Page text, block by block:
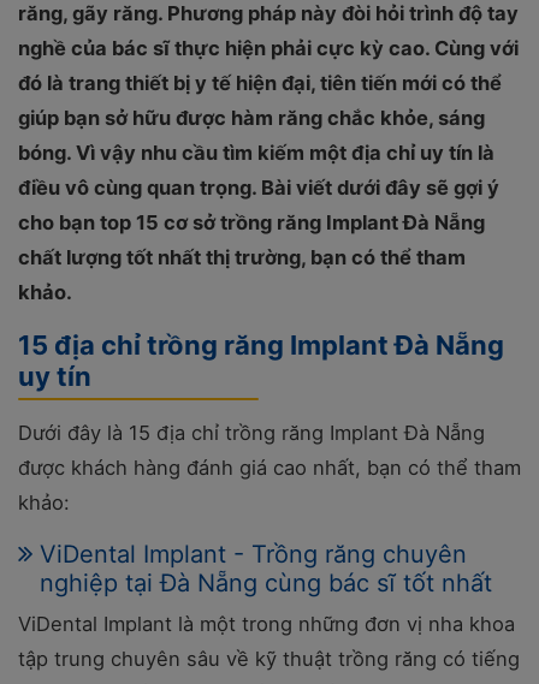
răng, gãy răng. Phương pháp này đòi hỏi trình độ tay
nghề của bác sĩ thực hiện phải cực kỳ cao. Cùng với
đó là trang thiết bị y tế hiện đại, tiên tiến mới có thể
giúp bạn sở hữu được hàm răng chắc khỏe, sáng
bóng. Vì vậy nhu cầu tìm kiếm một địa chỉ uy tín là
điều vô cùng quan trọng. Bài viết dưới đây sẽ gợi ý
cho bạn top 15 cơ sở trồng răng Implant Đà Nẵng
chất lượng tốt nhất thị trường, bạn có thể tham
khảo.
15 địa chỉ trồng răng Implant Đà Nẵng
uy tín
Dưới đây là 15 địa chỉ trồng răng Implant Đà Nẵng
được khách hàng đánh giá cao nhất, bạn có thể tham
khảo:
ViDental Implant - Trồng răng chuyên
nghiệp tại Đà Nẵng cùng bác sĩ tốt nhất
ViDental Implant là một trong những đơn vị nha khoa
tập trung chuyên sâu về kỹ thuật trồng răng có tiếng